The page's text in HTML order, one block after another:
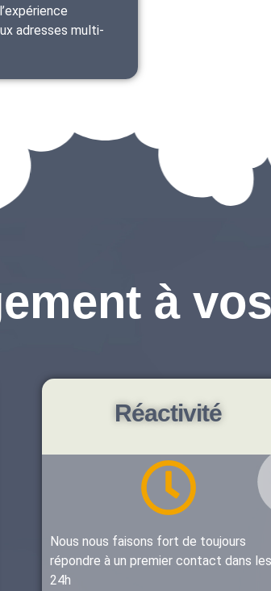
adresses multi-
à
Réactivité
Nous nous faisons fort de toujours
répondre à un premier contact dans les
24h